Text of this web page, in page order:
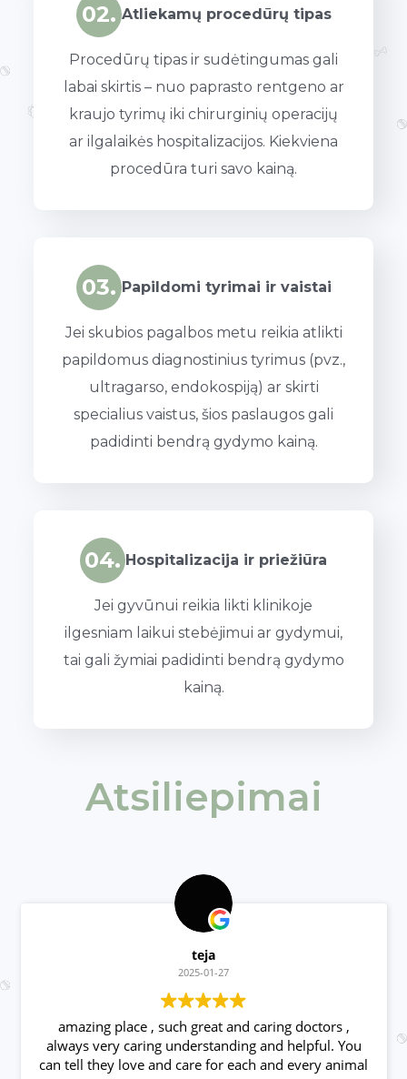
02. Atliekamų procedūrų tipas
Procedūrų tipas ir sudėtingumas gali
labai skirtis – nuo paprasto rentgeno ar
kraujo tyrimų iki chirurginių operacijų
ar ilgalaikės hospitalizacijos. Kiekviena
procedūra turi savo kainą.
03. Papildomi tyrimai ir vaistai
Jei skubios pagalbos metu reikia atlikti
papildomus diagnostinius tyrimus (pvz.,
ultragarso, endokospiją) ar skirti
specialius vaistus, šios paslaugos gali
padidinti bendrą gydymo kainą.
04. Hospitalizacija ir priežiūra
Jei gyvūnui reikia likti klinikoje
ilgesniam laikui stebėjimui ar gydymui,
tai gali žymiai padidinti bendrą gydymo
kainą.
Atsiliepimai
teja
2025-01-27
amazing place , such great and caring doctors ,
always very caring understanding and helpful. You
can tell they love and care for each and every animal